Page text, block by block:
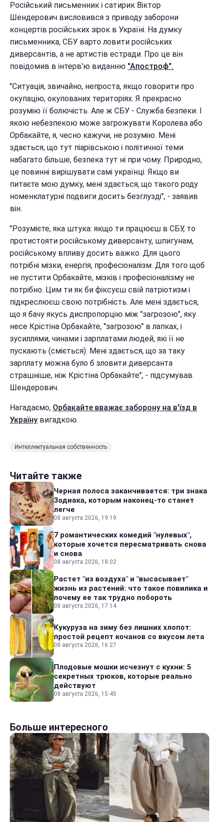
Російський письменник і сатирик Віктор
Шендерович висловився з приводу заборони
концертів російських зірок в Україні. На думку
письменника, СБУ варто ловити російських
диверсантів, а не артистів естради. Про це він
повідомив в інтерв'ю виданню "Апостроф".
"Ситуація, звичайно, непроста, якщо говорити про
окупацію, окупованих територіях. Я прекрасно
розумію її болючість. Але ж СБУ - Служба безпеки. І
якою небезпекою може загрожувати Королева або
Орбакайте, я, чесно кажучи, не розумію. Мені
здається, що тут піарівською і політичної теми
набагато більше, безпека тут ні при чому. Природно,
це повинні вирішувати самі українці. Якщо ви
питаєте мою думку, мені здається, що такого роду
номенклатурні подвиги досить безглузді", - заявив
він.
"Розумієте, яка штука: якщо ти працюєш в СБУ, то
протистояти російському диверсанту, шпигунам,
російському впливу досить важко. Для цього
потрібні мізки, енергія, професіоналізм. Для того щоб
не пустити Орбакайте, мізків і професіоналізму не
потрібно. Цим ти як би фіксуєш свій патріотизм і
підкреслюєш свою потрібність. Але мені здається,
що я бачу якусь диспропорцію між "загрозою", яку
несе Крістіна Орбакайте, "загрозою" в лапках, і
зусиллями, чинами і зарплатами людей, які її не
пускають (сміється). Мені здається, що за таку
зарплату можна було б зловити диверсанта
страшніше, ніж Крістіна Орбакайте", - підсумував
Шендерович.
Нагадаємо, Орбакайте вважає заборону на в'їзд в
Україну вигадкою.
Интеллектуальная собственность
Читайте также
Черная полоса заканчивается: три знака
Зодиака, которым наконец-то станет
легче
08 августа 2026, 19:19
7 романтических комедий "нулевых",
которые хочется пересматривать снова
и снова
08 августа 2026, 18:02
Растет "из воздуха" и "высасывает"
жизнь из растений: что такое повилика и
почему ее так трудно побороть
08 августа 2026, 17:14
Кукуруза на зиму без лишних хлопот:
простой рецепт кочанов со вкусом лета
08 августа 2026, 16:27
Плодовые мошки исчезнут с кухни: 5
секретных трюков, которые реально
действуют
08 августа 2026, 15:45
Больше интересного